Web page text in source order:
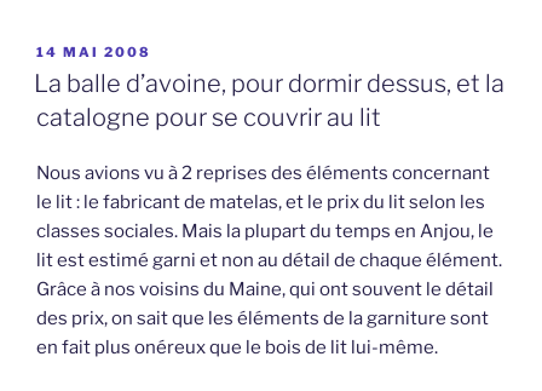
PUBLIÉ
LE
14 MAI 2008
La balle d’avoine, pour dormir dessus, et la
catalogne pour se couvrir au lit
Nous avions vu à 2 reprises des éléments concernant
le lit : le fabricant de matelas, et le prix du lit selon les
classes sociales. Mais la plupart du temps en Anjou, le
lit est estimé garni et non au détail de chaque élément.
Grâce à nos voisins du Maine, qui ont souvent le détail
des prix, on sait que les éléments de la garniture sont
en fait plus onéreux que le bois de lit lui-même.